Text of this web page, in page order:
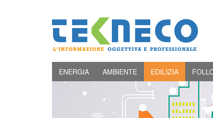
ENERGIA AMBIENTE EDILIZIA